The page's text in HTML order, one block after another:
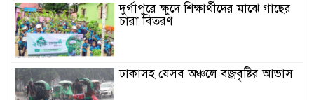
দুর্গাপুরে ক্ষুদে শিক্ষার্থীদের মাঝে গাছের
চারা বিতরণ
ঢাকাসহ যেসব অঞ্চলে বজ্রবৃষ্টির আভাস